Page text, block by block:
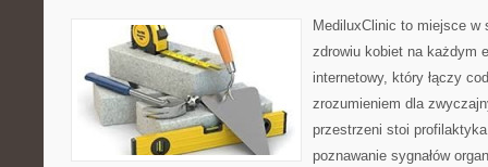
MediluxClinic to miejsce
zdrowiu kobiet na każdym
internetowy, który łączy
zrozumieniem dla
przestrzeni stoi
poznawanie sygnałów